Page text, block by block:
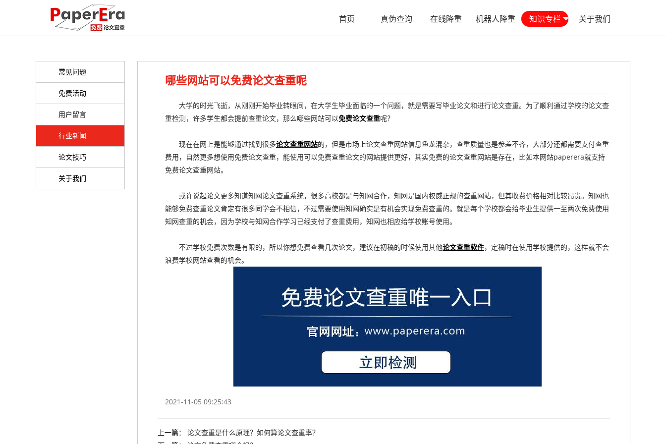
首页 真伪查询 在线降重 机器人降重 知识专栏 关于我们
常见问题
免费活动
用户留言
行业新闻
论文技巧
关于我们
哪些网站可以免费论文查重呢
大学的时光飞逝，从刚刚开始毕业转眼间，在大学生毕业面临的一个问题，就是需要写毕业论文和进行论文查重。为了顺利通过学校的论文查
重检测，许多学生都会提前查重论文，那么哪些网站可以免费论文查重呢？
现在在网上是能够通过找到很多论文查重网站的，但是市场上论文查重网站信息鱼龙混杂，查重质量也是参差不齐，大部分还都需要支付查重
费用，自然更多想使用免费论文查重，能使用可以免费查重论文的网站提供更好，其实免费的论文查重网站是存在，比如本网站paperera就支持
免费论文查重网站。
或许说起论文更多知道知网论文查重系统，很多高校都是与知网合作，知网是国内权威正规的查重网站，但其收费价格相对比较昂贵。知网也
能够免费查重论文肯定有很多同学会不相信，不过需要使用知网确实是有机会实现免费查重的。就是每个学校都会给毕业生提供一至两次免费使用
知网查重的机会，因为学校与知网合作学习已经支付了查重费用，知网也相应给学校账号使用。
不过学校免费次数是有限的，所以你想免费查看几次论文，建议在初稿的时候使用其他论文查重软件，定稿时在使用学校提供的，这样就不会
浪费学校网站查看的机会。
2021-11-05 09:25:43
上一篇： 论文查重是什么原理？如何算论文查重率？